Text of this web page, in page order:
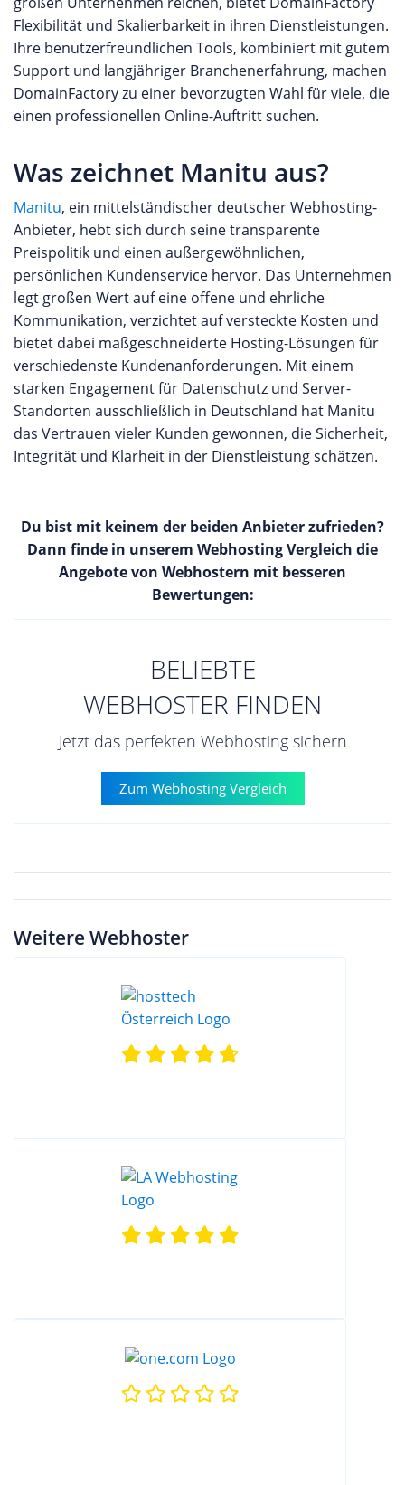
Flexibilität und Skalierbarkeit in ihren Dienstleistungen.
Ihre benutzerfreundlichen Tools, kombiniert mit gutem
Support und langjähriger Branchenerfahrung, machen
DomainFactory zu einer bevorzugten Wahl für viele, die
einen professionellen Online-Auftritt suchen.
Was zeichnet Manitu aus?
Manitu, ein mittelständischer deutscher Webhosting-
Anbieter, hebt sich durch seine transparente
Preispolitik und einen außergewöhnlichen,
persönlichen Kundenservice hervor. Das Unternehmen
legt großen Wert auf eine offene und ehrliche
Kommunikation, verzichtet auf versteckte Kosten und
bietet dabei maßgeschneiderte Hosting-Lösungen für
verschiedenste Kundenanforderungen. Mit einem
starken Engagement für Datenschutz und Server-
Standorten ausschließlich in Deutschland hat Manitu
das Vertrauen vieler Kunden gewonnen, die Sicherheit,
Integrität und Klarheit in der Dienstleistung schätzen.
Du bist mit keinem der beiden Anbieter zufrieden?
Dann finde in unserem Webhosting Vergleich die
Angebote von Webhostern mit besseren
Bewertungen:
BELIEBTE
WEBHOSTER FINDEN
Jetzt das perfekten Webhosting sichern
Zum Webhosting Vergleich
Weitere Webhoster